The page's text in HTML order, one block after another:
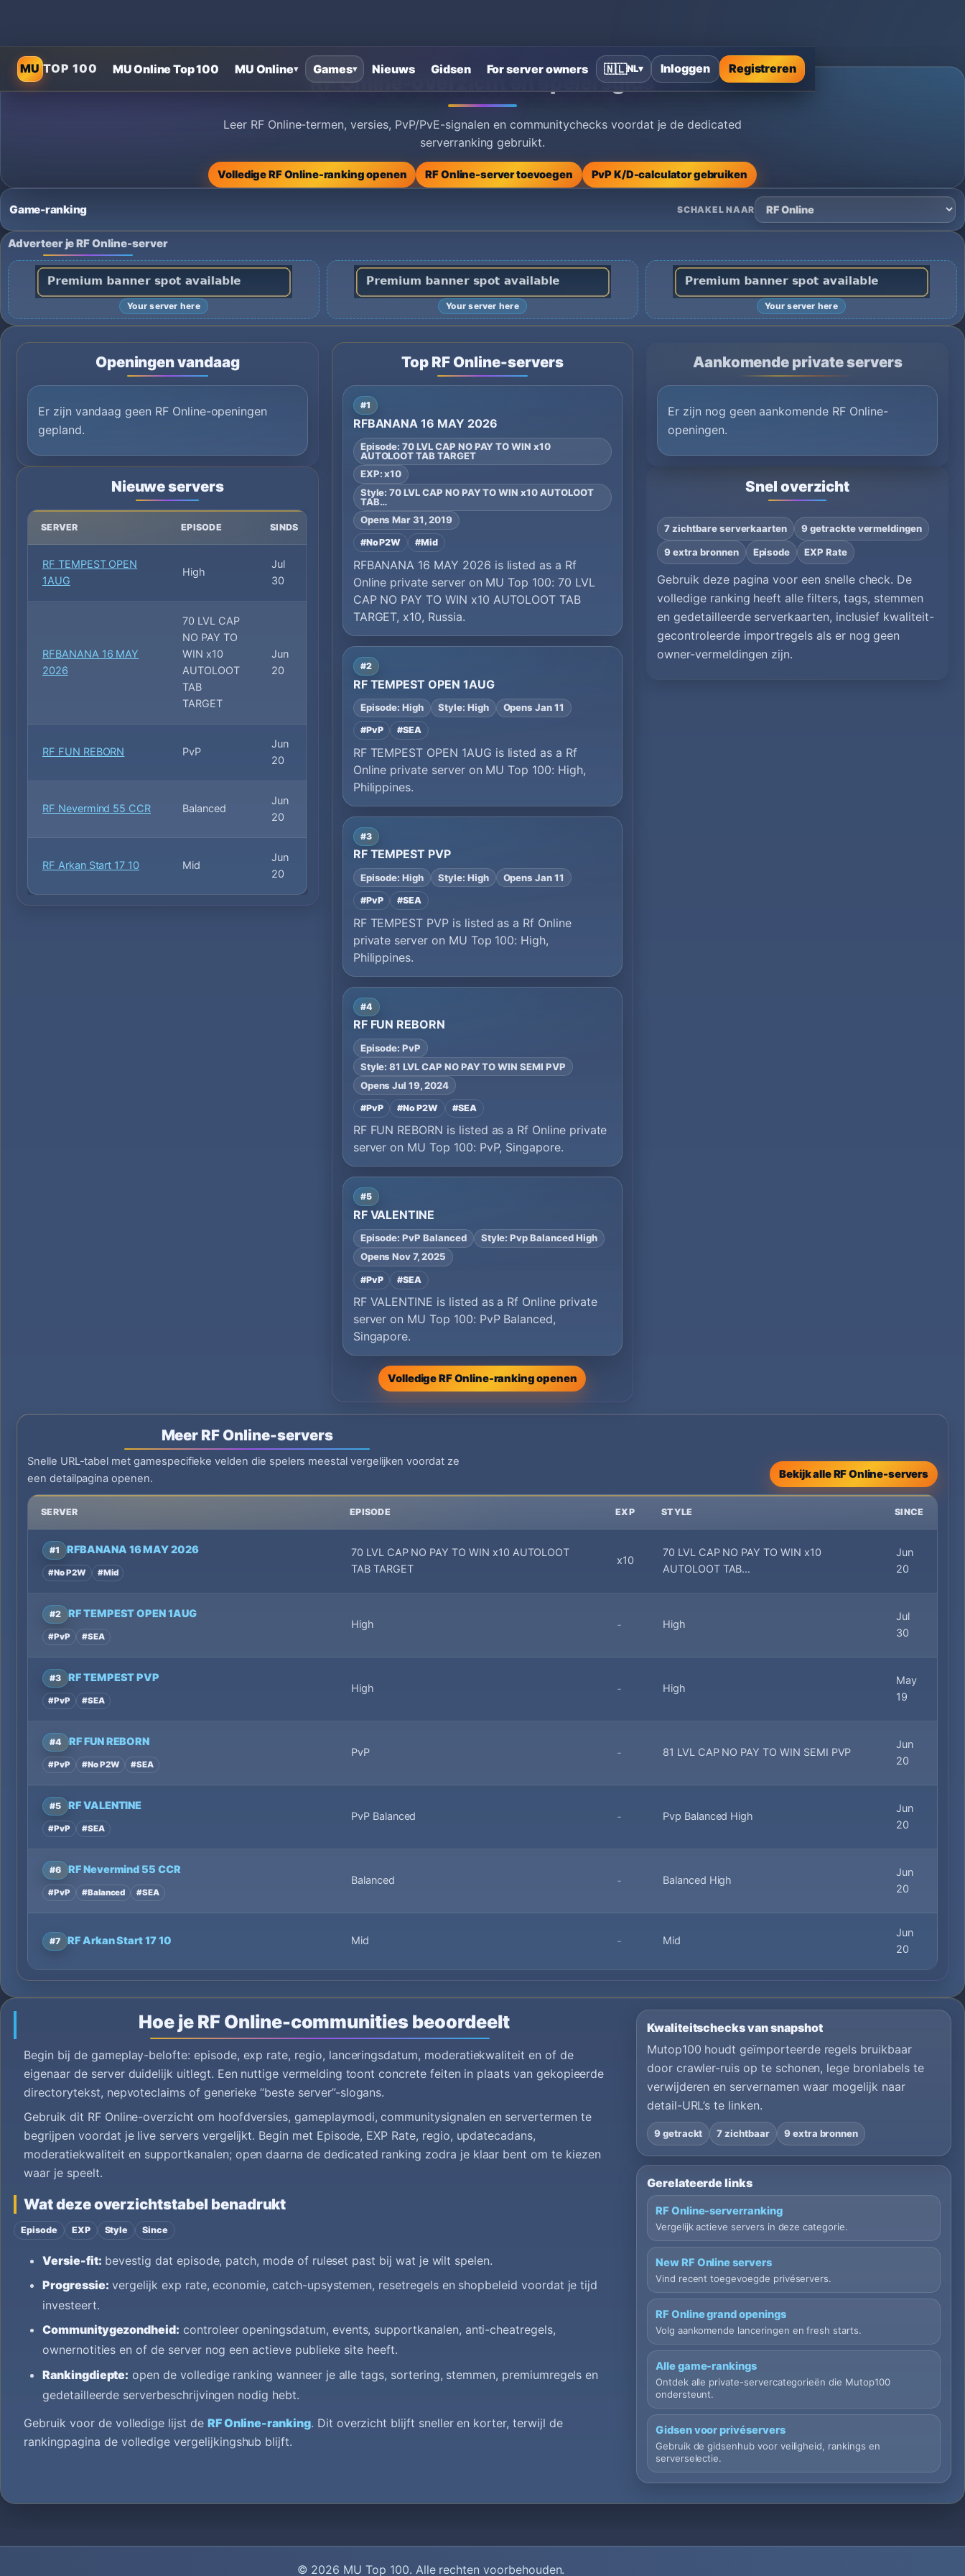
MUTOP 100 MU Online Top 100 MU Online▾ Games▾ Nieuws Gidsen For server owners 🇳🇱NL▾ Inloggen Registreren
RF Online-overzicht en spelersgids
Leer RF Online-termen, versies, PvP/PvE-signalen en communitychecks voordat je de dedicated
serverranking gebruikt.
Volledige RF Online-ranking openen RF Online-server toevoegen PvP K/D-calculator gebruiken
Game-ranking SCHAKEL NAAR
Adverteer je RF Online-server
Your server here Your server here Your server here
Openingen vandaag
Er zijn vandaag geen RF Online-openingen
gepland.
Nieuwe servers
SERVER EPISODE SINDS
RF TEMPEST OPEN
1AUG
High
Jul
30
RFBANANA 16 MAY
2026
70 LVL CAP
NO PAY TO
WIN x10
AUTOLOOT
TAB
TARGET
Jun
20
RF FUN REBORN PvP
Jun
20
RF Nevermind 55 CCR Balanced
Jun
20
RF Arkan Start 17 10 Mid
Jun
20
Top RF Online-servers
#1
RFBANANA 16 MAY 2026
Episode: 70 LVL CAP NO PAY TO WIN x10
AUTOLOOT TAB TARGET
EXP: x10
Style: 70 LVL CAP NO PAY TO WIN x10 AUTOLOOT
TAB…
Opens Mar 31, 2019
#No P2W #Mid
RFBANANA 16 MAY 2026 is listed as a Rf
Online private server on MU Top 100: 70 LVL
CAP NO PAY TO WIN x10 AUTOLOOT TAB
TARGET, x10, Russia.
#2
RF TEMPEST OPEN 1AUG
Episode: High Style: High Opens Jan 11
#PvP #SEA
RF TEMPEST OPEN 1AUG is listed as a Rf
Online private server on MU Top 100: High,
Philippines.
#3
RF TEMPEST PVP
Episode: High Style: High Opens Jan 11
#PvP #SEA
RF TEMPEST PVP is listed as a Rf Online
private server on MU Top 100: High,
Philippines.
#4
RF FUN REBORN
Episode: PvP
Style: 81 LVL CAP NO PAY TO WIN SEMI PVP
Opens Jul 19, 2024
#PvP #No P2W #SEA
RF FUN REBORN is listed as a Rf Online private
server on MU Top 100: PvP, Singapore.
#5
RF VALENTINE
Episode: PvP Balanced
Style: Pvp Balanced High
Opens Nov 7, 2025
#PvP #SEA
RF VALENTINE is listed as a Rf Online private
server on MU Top 100: PvP Balanced,
Singapore.
Volledige RF Online-ranking openen
Aankomende private servers
Er zijn nog geen aankomende RF Online-
openingen.
Snel overzicht
7 zichtbare serverkaarten 9 getrackte vermeldingen
9 extra bronnen Episode EXP Rate
Gebruik deze pagina voor een snelle check. De
volledige ranking heeft alle filters, tags, stemmen
en gedetailleerde serverkaarten, inclusief kwaliteit-
gecontroleerde importregels als er nog geen
owner-vermeldingen zijn.
Meer RF Online-servers
Snelle URL-tabel met gamespecifieke velden die spelers meestal vergelijken voordat ze
een detailpagina openen.
Bekijk alle RF Online-servers
SERVER EPISODE EXP STYLE SINCE
#1 RFBANANA 16 MAY 2026
#No P2W #Mid
70 LVL CAP NO PAY TO WIN x10 AUTOLOOT
TAB TARGET
x10
70 LVL CAP NO PAY TO WIN x10
AUTOLOOT TAB…
Jun
20
#2 RF TEMPEST OPEN 1AUG
#PvP #SEA
High - High
Jul
30
#3 RF TEMPEST PVP
#PvP #SEA
High - High
May
19
#4 RF FUN REBORN
#PvP #No P2W #SEA
PvP - 81 LVL CAP NO PAY TO WIN SEMI PVP
Jun
20
#5 RF VALENTINE
#PvP #SEA
PvP Balanced - Pvp Balanced High
Jun
20
#6 RF Nevermind 55 CCR
#PvP #Balanced #SEA
Balanced - Balanced High
Jun
20
#7 RF Arkan Start 17 10 Mid - Mid
Jun
20
Hoe je RF Online-communities beoordeelt
Begin bij de gameplay-belofte: episode, exp rate, regio, lanceringsdatum, moderatiekwaliteit en of de
eigenaar de server duidelijk uitlegt. Een nuttige vermelding toont concrete feiten in plaats van gekopieerde
directorytekst, nepvoteclaims of generieke “beste server”-slogans.
Gebruik dit RF Online-overzicht om hoofdversies, gameplaymodi, communitysignalen en servertermen te
begrijpen voordat je live servers vergelijkt. Begin met Episode, EXP Rate, regio, updatecadans,
moderatiekwaliteit en supportkanalen; open daarna de dedicated ranking zodra je klaar bent om te kiezen
waar je speelt.
Wat deze overzichtstabel benadrukt
Episode EXP Style Since
Versie-fit: bevestig dat episode, patch, mode of ruleset past bij wat je wilt spelen.
Progressie: vergelijk exp rate, economie, catch-upsystemen, resetregels en shopbeleid voordat je tijd
investeert.
Communitygezondheid: controleer openingsdatum, events, supportkanalen, anti-cheatregels,
ownernotities en of de server nog een actieve publieke site heeft.
Rankingdiepte: open de volledige ranking wanneer je alle tags, sortering, stemmen, premiumregels en
gedetailleerde serverbeschrijvingen nodig hebt.
Gebruik voor de volledige lijst de RF Online-ranking. Dit overzicht blijft sneller en korter, terwijl de
rankingpagina de volledige vergelijkingshub blijft.
Kwaliteitschecks van snapshot
Mutop100 houdt geïmporteerde regels bruikbaar
door crawler-ruis op te schonen, lege bronlabels te
verwijderen en servernamen waar mogelijk naar
detail-URL’s te linken.
9 getrackt 7 zichtbaar 9 extra bronnen
Gerelateerde links
RF Online-serverranking
Vergelijk actieve servers in deze categorie.
New RF Online servers
Vind recent toegevoegde privéservers.
RF Online grand openings
Volg aankomende lanceringen en fresh starts.
Alle game-rankings
Ontdek alle private-servercategorieën die Mutop100
ondersteunt.
Gidsen voor privéservers
Gebruik de gidsenhub voor veiligheid, rankings en
serverselectie.
© 2026 MU Top 100. Alle rechten voorbehouden.